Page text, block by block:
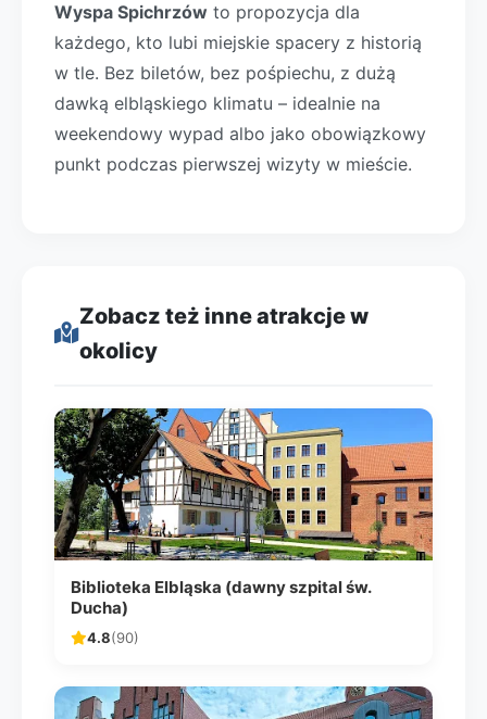
Wyspa Spichrzów to propozycja dla
każdego, kto lubi miejskie spacery z historią
w tle. Bez biletów, bez pośpiechu, z dużą
dawką elbląskiego klimatu – idealnie na
weekendowy wypad albo jako obowiązkowy
punkt podczas pierwszej wizyty w mieście.
Zobacz też inne atrakcje w
okolicy
Biblioteka Elbląska (dawny szpital św.
Ducha)
4.8(90)